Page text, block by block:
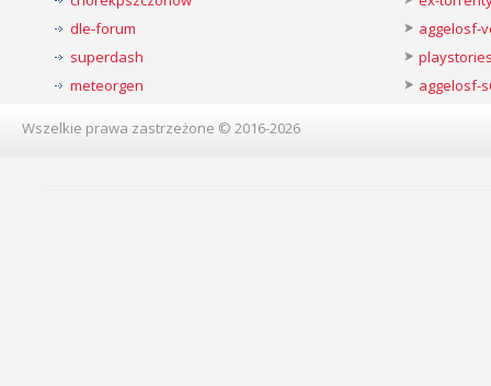
dle-forum
superdash
meteorgen
aggelosf-
aggelosf-
Wszelkie prawa zastrzeżone © 2016-2026